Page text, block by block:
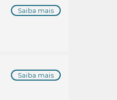
Saiba mais
Saiba mais